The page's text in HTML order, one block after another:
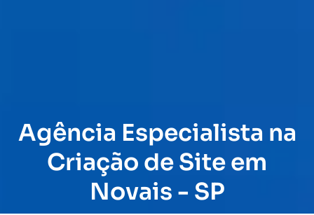
Agência Especialista na
Criação de Site em
Novais - SP